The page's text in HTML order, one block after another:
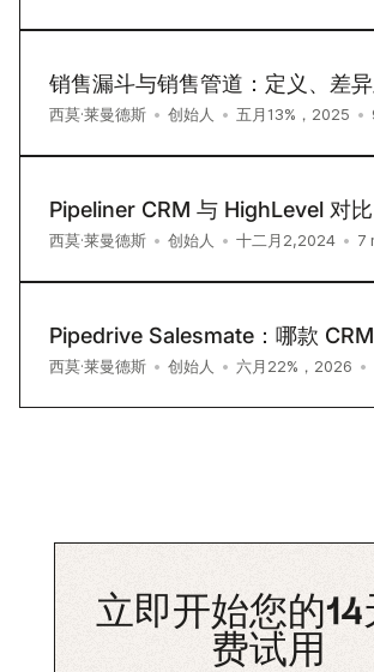
销售漏斗与销售管道：定义、差
西莫·莱曼德斯 • 创始人 • 五月13%，2025 •
Pipeliner CRM 与 HighLevel 对比
西莫·莱曼德斯 • 创始人 • 十二月2,2024 • 7
Pipedrive Salesmate：哪款
西莫·莱曼德斯 • 创始人 • 六月22%，2026 •
立即开始您的14
费试用